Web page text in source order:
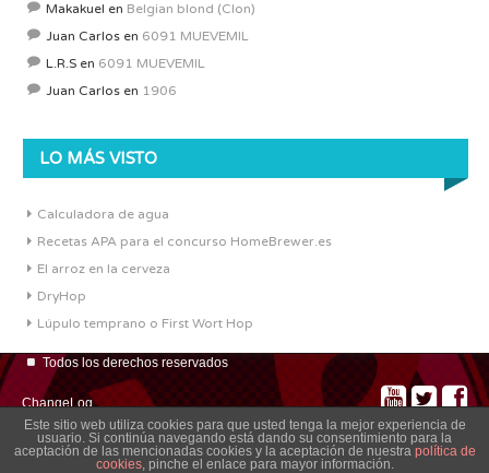
Makakuel en Belgian blond (Clon)
Juan Carlos en 6091 MUEVEMIL
L.R.S en 6091 MUEVEMIL
Juan Carlos en 1906
LO MÁS VISTO
Calculadora de agua
Recetas APA para el concurso HomeBrewer.es
El arroz en la cerveza
DryHop
Lúpulo temprano o First Wort Hop
Todos los derechos reservados
ChangeLog
Este sitio web utiliza cookies para que usted tenga la mejor experiencia de
usuario. Si continúa navegando está dando su consentimiento para la
aceptación de las mencionadas cookies y la aceptación de nuestra política de
cookies, pinche el enlace para mayor información.